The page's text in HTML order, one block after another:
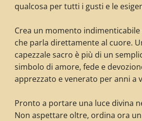
qualcosa per tutti i gusti e le
Crea un momento
che parla direttamente al cuore.
capezzale sacro è più di un
simbolo di amore, fede e
apprezzato e venerato per anni a
Pronto a portare una luce divina
Non aspettare oltre, ordina ora